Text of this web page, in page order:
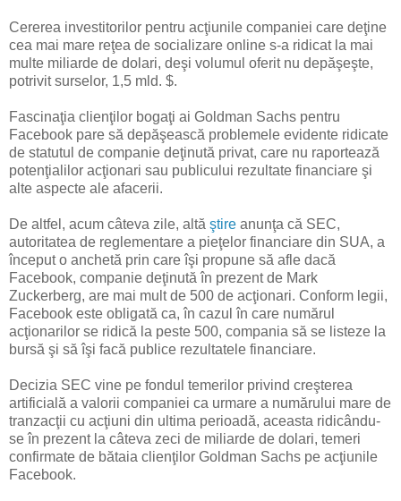
Cererea investitorilor pentru acţiunile companiei care deţine
cea mai mare reţea de socializare online s-a ridicat la mai
multe miliarde de dolari, deşi volumul oferit nu depăşeşte,
potrivit surselor, 1,5 mld. $.
Fascinaţia clienţilor bogaţi ai Goldman Sachs pentru
Facebook pare să depăşească problemele evidente ridicate
de statutul de companie deţinută privat, care nu raportează
potenţialilor acţionari sau publicului rezultate financiare şi
alte aspecte ale afacerii.
De altfel, acum câteva zile, altă ştire anunţa că SEC,
autoritatea de reglementare a pieţelor financiare din SUA, a
început o anchetă prin care îşi propune să afle dacă
Facebook, companie deţinută în prezent de Mark
Zuckerberg, are mai mult de 500 de acţionari. Conform legii,
Facebook este obligată ca, în cazul în care numărul
acţionarilor se ridică la peste 500, compania să se listeze la
bursă şi să îşi facă publice rezultatele financiare.
Decizia SEC vine pe fondul temerilor privind creşterea
artificială a valorii companiei ca urmare a numărului mare de
tranzacţii cu acţiuni din ultima perioadă, aceasta ridicându-
se în prezent la câteva zeci de miliarde de dolari, temeri
confirmate de bătaia clienţilor Goldman Sachs pe acţiunile
Facebook.